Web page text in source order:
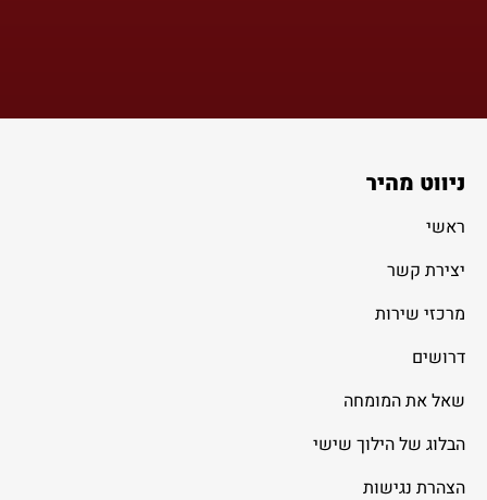
ניווט מהיר
ראשי
יצירת קשר
מרכזי שירות
דרושים
שאל את המומחה
הבלוג של הילוך שישי
הצהרת נגישות